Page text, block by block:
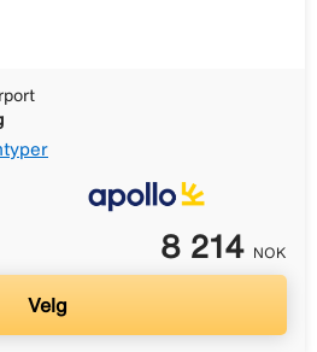
8 214 NOK
Velg